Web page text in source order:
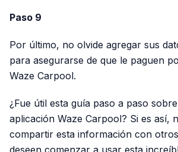
Paso 9
Por último, no olvide agregar sus
para asegurarse de que le paguen
Waze Carpool.
¿Fue útil esta guía paso a paso
aplicación Waze Carpool? Si es así,
compartir esta información con
deseen comenzar a usar esta